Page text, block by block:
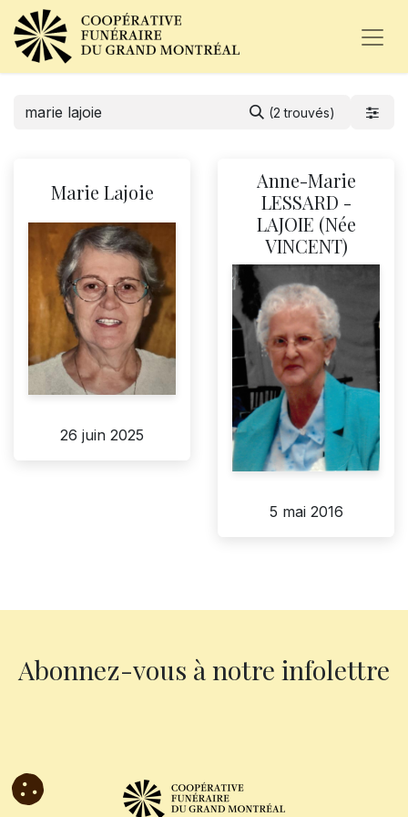
(2 trouvés)
Marie Lajoie
26 juin 2025
Anne-Marie
LESSARD -
LAJOIE (Née
VINCENT)
5 mai 2016
Abonnez-vous à notre infolettre